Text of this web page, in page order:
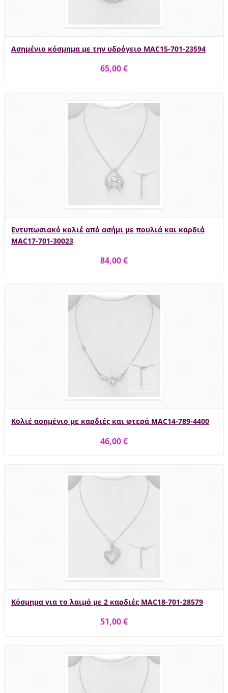
Ασημένιο κόσμημα με την υδρόγειο MAC15-701-23594
65,00 €
Εντυπωσιακό κολιέ από ασήμι με πουλιά και καρδιά
MAC17-701-30023
84,00 €
Κολιέ ασημένιο με καρδιές και φτερά MAC14-789-4400
46,00 €
Κόσμημα για το λαιμό με 2 καρδιές MAC18-701-28579
51,00 €